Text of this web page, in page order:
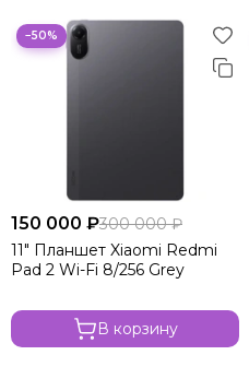
−50%
150 000 ₽300 000 ₽
11" Планшет Xiaomi Redmi
Pad 2 Wi-Fi 8/256 Grey
В корзину